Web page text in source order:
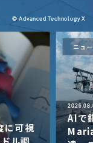
© Advanced Technology X
に可視
ニュ
AIで